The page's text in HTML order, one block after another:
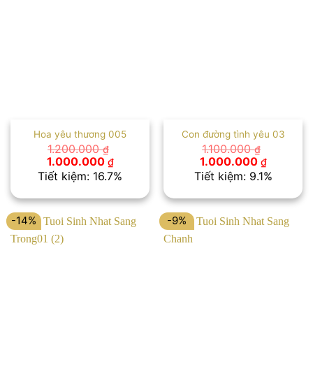
Hoa yêu thương 005
1.200.000₫
Giá
gốc
là:
1.000.000 ₫Giá
hiện
tại
1.000.000 ₫.
Tiết kiệm: 16.7%
Con đường tình yêu 03
1.100.000₫
Giá
gốc
là:
1.000.000 ₫Giá
hiện
tại
Tiết kiệm: 9.1%
-14% -9%